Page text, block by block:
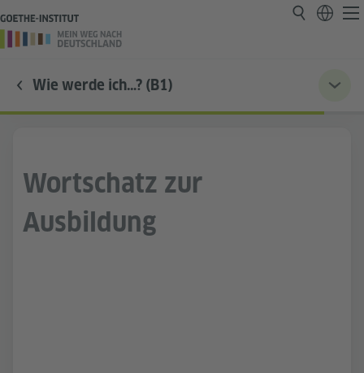
Wie werde ich…? (B1)
Wortschatz zur
Ausbildung